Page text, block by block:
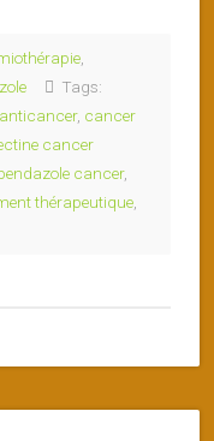
Tags:
, cancer
cancer
cancer,
thérapeutique